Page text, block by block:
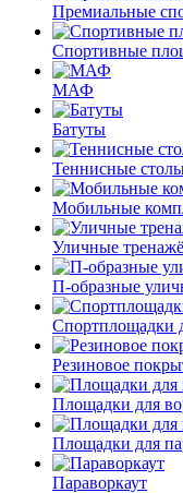
Премиальные
Спортивные
МАФ
Батуты
Теннисные
Мобильные
Уличные
П-образные
Спортплощадки
Резиновое
Площадки для
Площадки для
Параворкаут